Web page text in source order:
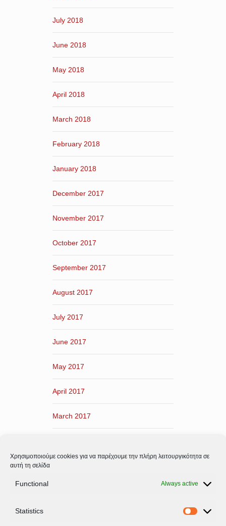
Χρησιμοποιούμε cookies για να παρέχουμε την πλήρη λειτουργικότητα σε
αυτή τη σελίδα
Functional Always active
Statistics
July 2018
June 2018
May 2018
April 2018
March 2018
February 2018
January 2018
December 2017
November 2017
October 2017
September 2017
August 2017
July 2017
June 2017
May 2017
April 2017
March 2017